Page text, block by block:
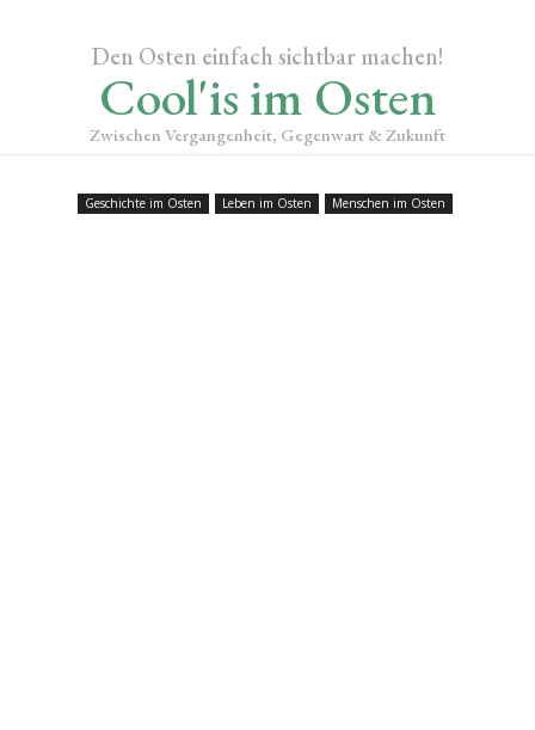
Den Osten einfach sichtbar machen!
Cool'is im Osten
Zwischen Vergangenheit, Gegenwart & Zukunft
Geschichte im Osten Leben im Osten Menschen im Osten